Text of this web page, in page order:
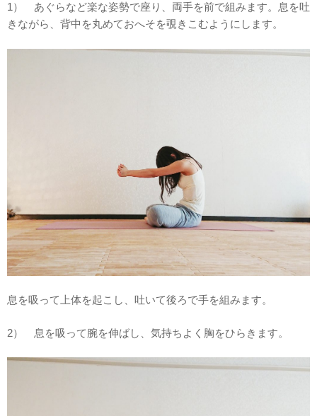
1） あぐらなど楽な姿勢で座り、両手を前で組みます。息を吐
きながら、背中を丸めておへそを覗きこむようにします。
息を吸って上体を起こし、吐いて後ろで手を組みます。
2） 息を吸って腕を伸ばし、気持ちよく胸をひらきます。